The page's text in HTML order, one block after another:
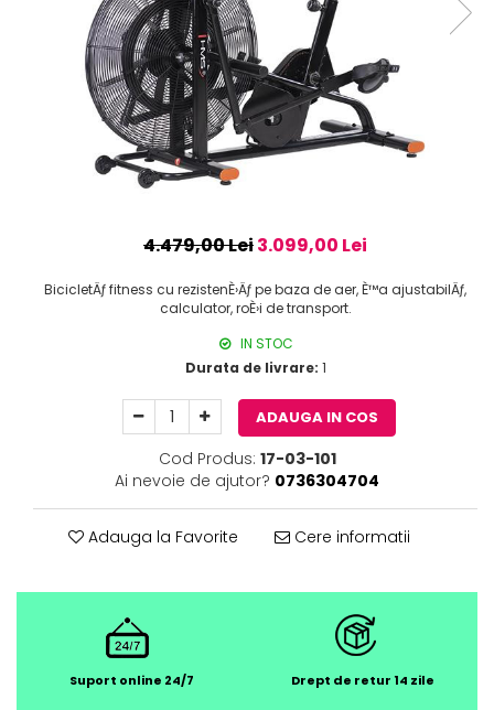
4.479,00 Lei3.099,00 Lei
BicicletÄƒ fitness cu rezistenÈ›Äƒ pe baza de aer, È™a ajustabilÄƒ,
calculator, roÈ›i de transport.
IN STOC
Durata de livrare: 1
ADAUGA IN COS
Cod Produs: 17-03-101
Ai nevoie de ajutor? 0736304704
Adauga la Favorite Cere informatii
Suport online 24/7 Drept de retur 14 zile